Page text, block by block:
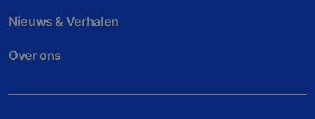
Nieuws & Verhalen
Over ons